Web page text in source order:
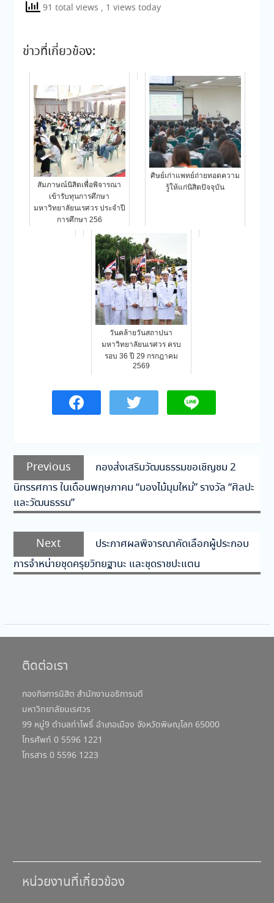
91 total views , 1 views today
ข่าวที่เกี่ยวข้อง:
สัมภาษณ์นิสิตเพื่อพิจารณา
เข้ารับทุนการศึกษา
มหาวิทยาลัยนเรศวร ประจำปี
การศึกษา 256
ศิษย์เก่าแพทย์ถ่ายทอดความ
รู้ให้แก่นิสิตปัจจุบัน
วันคล้ายวันสถาปนา
มหาวิทยาลัยนเรศวร ครบ
รอบ 36 ปี 29 กรกฎาคม
2569
แนะแนว
เรื่อง
Previous
Previous
post:
กองส่งเสริมวัฒนธรรมขอเชิญชม 2
นิทรรศการ ในเดือนพฤษภาคม “มองไม้มุมใหม่” รางวัล “ศิลปะ
และวัฒนธรรม”
Next
Next
post:
ประกาศผลพิจารณาคัดเลือกผู้ประกอบ
การจำหน่ายชุดครุยวิทยฐานะ และชุดราชปะแตน
ติดต่อเรา
กองกิจการนิสิต สำนักงานอธิการบดี
มหาวิทยาลัยนเรศวร
99 หมู่9 ตำบลท่าโพธิ์ อำเภอเมือง จังหวัดพิษณุโลก 65000
โทรศัพท์ 0 5596 1221
โทรสาร 0 5596 1223
หน่วยงานที่เกี่ยวข้อง